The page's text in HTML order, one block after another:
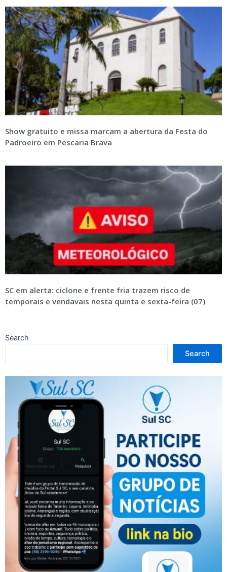
Show gratuito e missa marcam a abertura da Festa do
Padroeiro em Pescaria Brava
SC em alerta: ciclone e frente fria trazem risco de
temporais e vendavais nesta quinta e sexta-feira (07)
Search
Search